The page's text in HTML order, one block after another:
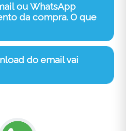
ou WhatsApp
da compra. O que
do email vai